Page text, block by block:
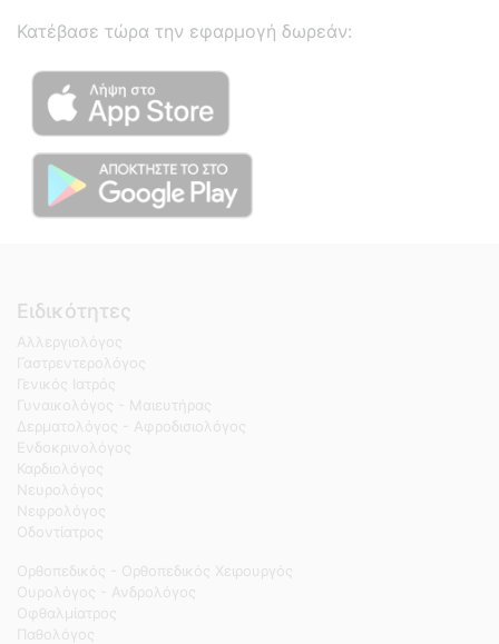
Κατέβασε τώρα την εφαρμογή δωρεάν:
Ειδικότητες
Αλλεργιολόγος
Γαστρεντερολόγος
Γενικός Ιατρός
Γυναικολόγος - Μαιευτήρας
Δερματολόγος - Αφροδισιολόγος
Ενδοκρινολόγος
Καρδιολόγος
Νευρολόγος
Νεφρολόγος
Οδοντίατρος
Ορθοπεδικός - Ορθοπεδικός Χειρουργός
Ουρολόγος - Ανδρολόγος
Οφθαλμίατρος
Παθολόγος